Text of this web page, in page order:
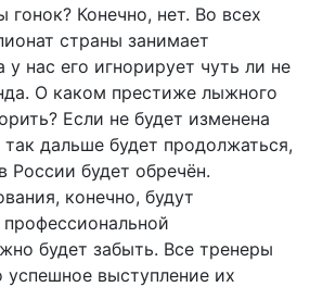
гонок? Конечно, нет. Во всех
страны занимает
нас его игнорирует чуть ли не
О каком престиже лыжного
Если не будет изменена
дальше будет продолжаться,
будет обречён.
конечно, будут
будет забыть. Все тренеры
успешное выступление их